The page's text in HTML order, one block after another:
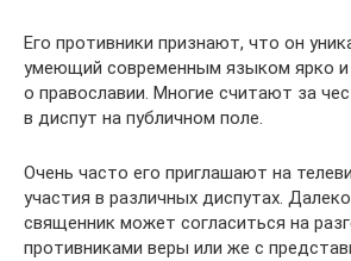
Его противники признают, что он
умеющий современным языком ярко и
о православии. Многие считают за
в диспут на публичном поле.
Очень часто его приглашают на
участия в различных диспутах.
священник может согласиться на
противниками веры или же с